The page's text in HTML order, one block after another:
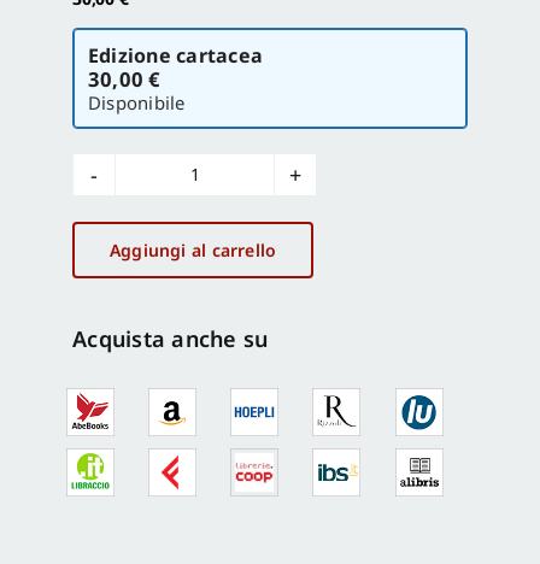
Scegli
versione
Edizione cartacea
30,00 €
Disponibile
Ricerca
e
progetto
9-
quantità
Aggiungi al carrello
Acquista anche su